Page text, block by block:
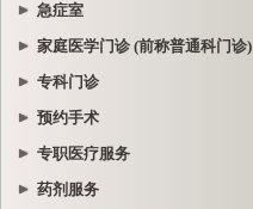
急症室
家庭医学门诊 (前称普通科门诊)
专科门诊
预约手术
专职医疗服务
药剂服务